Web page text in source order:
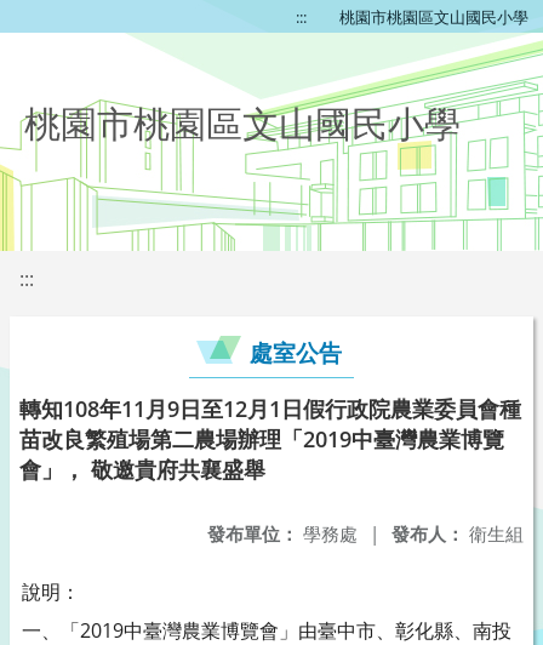
::: 桃園市桃園區文山國民小學
桃園市桃園區文山國民小學
:::
處室公告
轉知108年11月9日至12月1日假行政院農業委員會種
苗改良繁殖場第二農場辦理「2019中臺灣農業博覽
會」， 敬邀貴府共襄盛舉
發布人： 衛生組
發布單位： 學務處 |
說明：
一、「2019中臺灣農業博覽會」由臺中市、彰化縣、南投